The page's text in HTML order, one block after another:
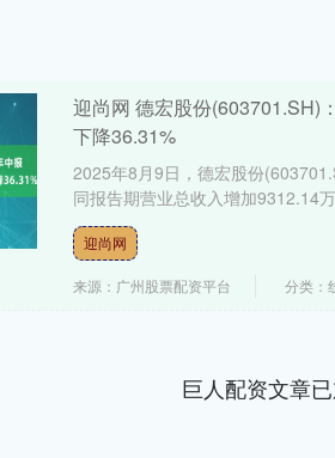
迎尚网 德宏股份(603701.SH)
下降36.31%
2025年8月9日，德宏股份
同报告期营业总收入增加9312.14
迎尚网
来源：广州股票配资平台 分类：
巨人配资文章